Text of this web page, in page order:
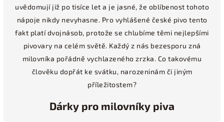
uvědomují již po tisíce let a je jasné, že oblíbenost tohoto
nápoje nikdy nevyhasne. Pro vyhlášené české pivo tento
fakt platí dvojnásob, protože se chlubíme těmi nejlepšími
pivovary na celém světě. Každý z nás bezesporu zná
milovníka pořádně vychlazeného zrzka. Co takovému
člověku dopřát ke svátku, narozeninám či jiným
příležitostem?
Dárky pro milovníky piva